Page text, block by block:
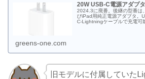
20W USB-C電源アダプ
2024.3に廃番。後継の型番は
びiPad用純正電源アダプタ。
C-Lightningケーブルで充電可
greens-one.com
旧モデルに付属していた